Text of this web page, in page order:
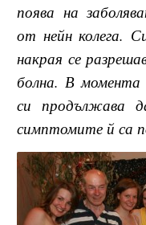
поява на
от нейн колега.
накрая се
болна. В момента
си продължава
симптомите й са